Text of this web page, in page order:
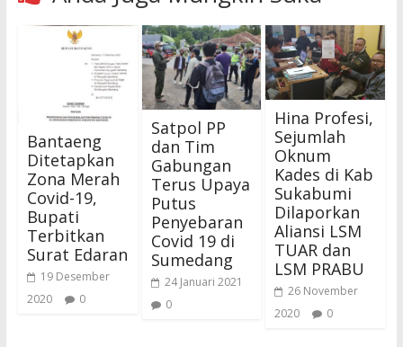
Bantaeng
Ditetapkan
Zona Merah
Covid-19,
Bupati
Terbitkan
Surat Edaran
19 Desember
2020
0
Satpol PP
dan Tim
Gabungan
Terus Upaya
Putus
Penyebaran
Covid 19 di
Sumedang
24 Januari 2021
0
Hina Profesi,
Sejumlah
Oknum
Kades di Kab
Sukabumi
Dilaporkan
Aliansi LSM
TUAR dan
LSM PRABU
26 November
2020
0